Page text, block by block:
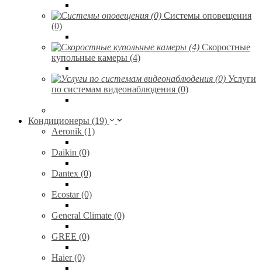
Системы оповещения
(0)
Скоростные
купольные камеры (4)
Услуги
по системам видеонаблюдения (0)
Кондиционеры (19)
Aeronik (1)
Daikin (0)
Dantex (0)
Ecostar (0)
General Climate (0)
GREE (0)
Haier (0)